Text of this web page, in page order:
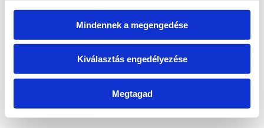
Mindennek a megengedése
Kiválasztás engedélyezése
Megtagad